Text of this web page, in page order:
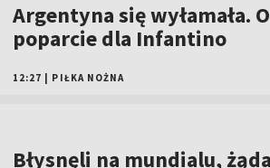
Argentyna się wyłamała.
poparcie dla Infantino
12:27 PIŁKA NOŻNA
Błysnęli na mundialu,